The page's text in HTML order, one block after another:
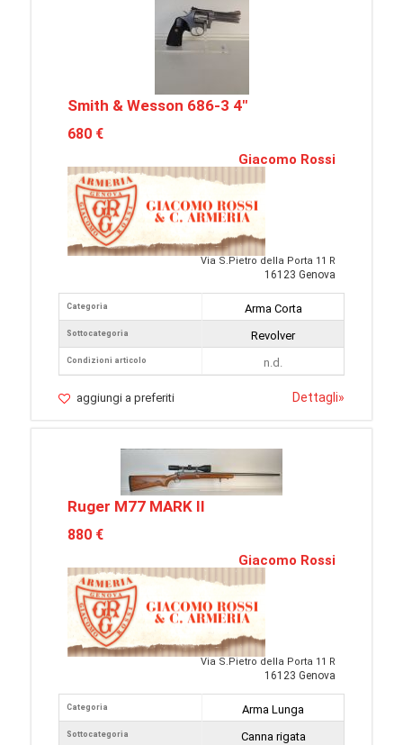
Smith & Wesson 686-3 4"
680 €
Giacomo Rossi
Via S.Pietro della Porta 11 R
16123 Genova
Categoria
Sottocategoria
Condizioni articolo
Arma Corta
Revolver
n.d.
aggiungi a preferiti Dettagli»
Ruger M77 MARK II
880 €
Giacomo Rossi
Via S.Pietro della Porta 11 R
16123 Genova
Categoria
Sottocategoria
Arma Lunga
Canna rigata